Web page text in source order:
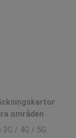
områden
3G / 4G / 5G